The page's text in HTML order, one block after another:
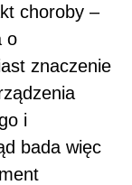
choroby –
o
znaczenie
i
bada więc